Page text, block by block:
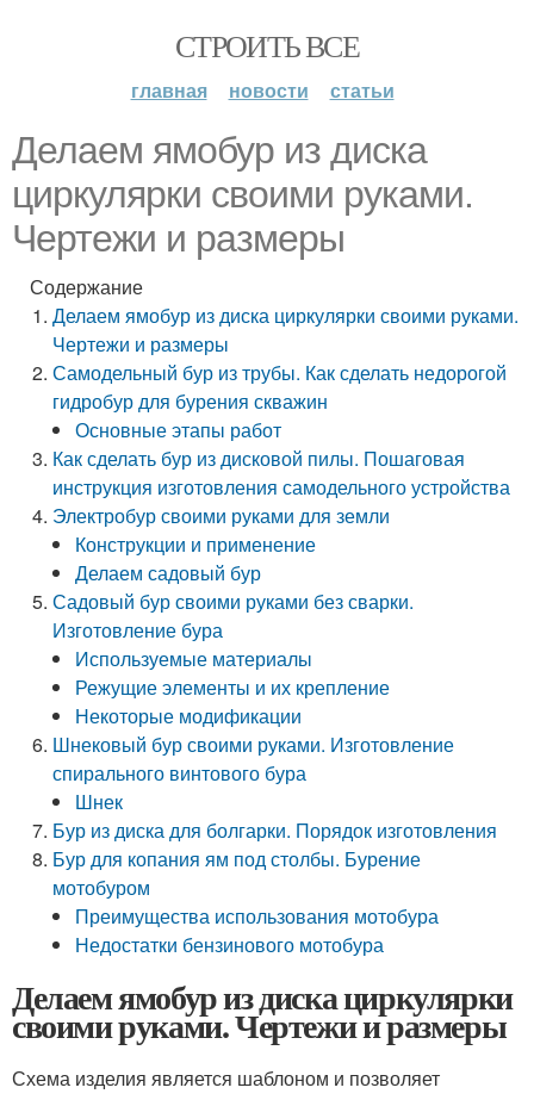
СТРОИТЬ ВСЕ
главная новости статьи
Делаем ямобур из диска
циркулярки своими руками.
Чертежи и размеры
Содержание
Делаем ямобур из диска циркулярки своими руками.
Чертежи и размеры
Самодельный бур из трубы. Как сделать недорогой
гидробур для бурения скважин
Основные этапы работ
Как сделать бур из дисковой пилы. Пошаговая
инструкция изготовления самодельного устройства
Электробур своими руками для земли
Конструкции и применение
Делаем садовый бур
Садовый бур своими руками без сварки.
Изготовление бура
Используемые материалы
Режущие элементы и их крепление
Некоторые модификации
Шнековый бур своими руками. Изготовление
спирального винтового бура
Шнек
Бур из диска для болгарки. Порядок изготовления
Бур для копания ям под столбы. Бурение
мотобуром
Преимущества использования мотобура
Недостатки бензинового мотобура
Делаем ямобур из диска циркулярки
своими руками. Чертежи и размеры
Схема изделия является шаблоном и позволяет